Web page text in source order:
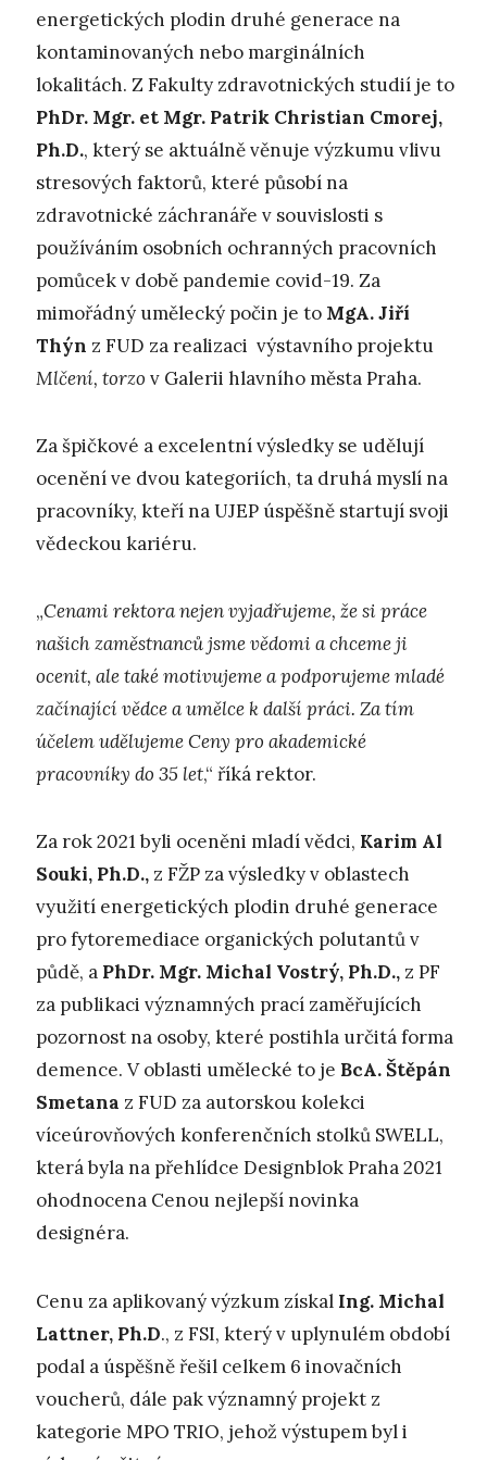
energetických plodin druhé generace na
kontaminovaných nebo marginálních
lokalitách. Z Fakulty zdravotnických studií je to
PhDr. Mgr. et Mgr. Patrik Christian Cmorej,
Ph.D., který se aktuálně věnuje výzkumu vlivu
stresových faktorů, které působí na
zdravotnické záchranáře v souvislosti s
používáním osobních ochranných pracovních
pomůcek v době pandemie covid-19. Za
mimořádný umělecký počin je to MgA. Jiří
Thýn z FUD za realizaci výstavního projektu
Mlčení, torzo v Galerii hlavního města Praha.
Za špičkové a excelentní výsledky se udělují
ocenění ve dvou kategoriích, ta druhá myslí na
pracovníky, kteří na UJEP úspěšně startují svoji
vědeckou kariéru.
„Cenami rektora nejen vyjadřujeme, že si práce
našich zaměstnanců jsme vědomi a chceme ji
ocenit, ale také motivujeme a podporujeme mladé
začínající vědce a umělce k další práci. Za tím
účelem udělujeme Ceny pro akademické
pracovníky do 35 let,“ říká rektor.
Za rok 2021 byli oceněni mladí vědci, Karim Al
Souki, Ph.D., z FŽP za výsledky v oblastech
využití energetických plodin druhé generace
pro fytoremediace organických polutantů v
půdě, a PhDr. Mgr. Michal Vostrý, Ph.D., z PF
za publikaci významných prací zaměřujících
pozornost na osoby, které postihla určitá forma
demence. V oblasti umělecké to je BcA. Štěpán
Smetana z FUD za autorskou kolekci
víceúrovňových konferenčních stolků SWELL,
která byla na přehlídce Designblok Praha 2021
ohodnocena Cenou nejlepší novinka
designéra.
Cenu za aplikovaný výzkum získal Ing. Michal
Lattner, Ph.D., z FSI, který v uplynulém období
podal a úspěšně řešil celkem 6 inovačních
voucherů, dále pak významný projekt z
kategorie MPO TRIO, jehož výstupem byl i